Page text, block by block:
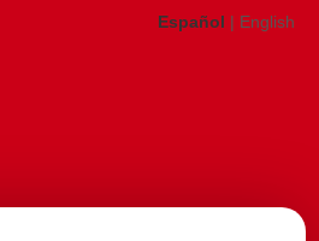
Español | English